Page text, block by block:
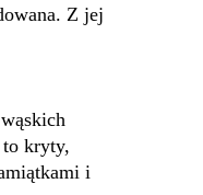
Z jej
kryty,
i